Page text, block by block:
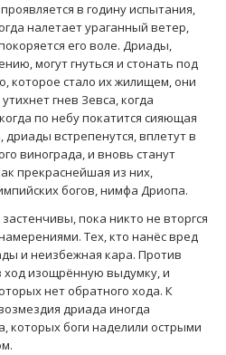
в годину испытания,
налетает ураганный ветер,
его воле. Дриады,
могут гнуться и стонать под
которое стало их жилищем, они
гнев Зевса, когда
по небу покатится сияющая
встрепенутся, вплетут в
винограда, и вновь станут
прекраснейшая из них,
богов, нимфа Дриопа.
пока никто не вторгся
Тех, кто нанёс вред
и неизбежная кара. Против
ход изощрённую выдумку, и
нет обратного хода. К
дриада иногда
которых боги наделили острыми